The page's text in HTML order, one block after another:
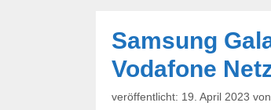
Samsung
Vodafone
19. April 2023 von